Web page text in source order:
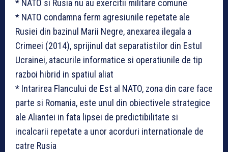
* NATO si Rusia nu au exercitii militare comune
* NATO condamna ferm agresiunile repetate ale
Rusiei din bazinul Marii Negre, anexarea ilegala a
Crimeei (2014), sprijinul dat separatistilor din Estul
Ucrainei, atacurile informatice si operatiunile de tip
razboi hibrid in spatiul aliat
* Intarirea Flancului de Est al NATO, zona din care face
parte si Romania, este unul din obiectivele strategice
ale Aliantei in fata lipsei de predictibilitate si
incalcarii repetate a unor acorduri internationale de
catre Rusia